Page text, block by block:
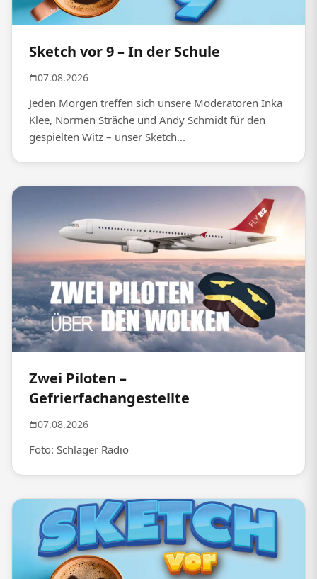
Sketch vor 9 – In der Schule
07.08.2026
Jeden Morgen treffen sich unsere Moderatoren Inka
Klee, Normen Sträche und Andy Schmidt für den
gespielten Witz – unser Sketch...
Zwei Piloten –
Gefrierfachangestellte
07.08.2026
Foto: Schlager Radio